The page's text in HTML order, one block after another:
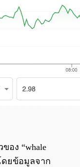
อง “whale
ดยข้อมูลจาก